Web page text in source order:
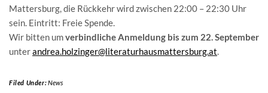
Mattersburg, die Rückkehr wird zwischen 22:00 – 22:30 Uhr
sein. Eintritt: Freie Spende.
Wir bitten umverbindliche Anmeldung bis zum 22. September
unterandrea.holzinger@literaturhausmattersburg.at.
Filed Under:News